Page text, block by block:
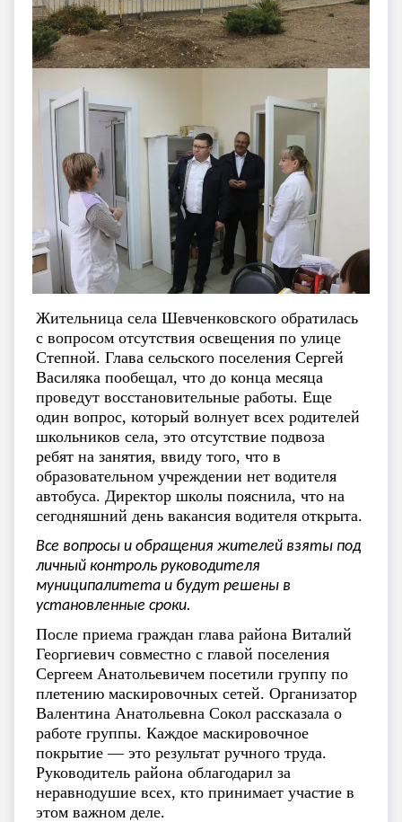
Жительница села Шевченковского обратилась
с вопросом отсутствия освещения по улице
Степной. Глава сельского поселения Сергей
Василяка пообещал, что до конца месяца
проведут восстановительные работы. Еще
один вопрос, который волнует всех родителей
школьников села, это отсутствие подвоза
ребят на занятия, ввиду того, что в
образовательном учреждении нет водителя
автобуса. Директор школы пояснила, что на
сегодняшний день вакансия водителя открыта.
Все вопросы и обращения жителей взяты под
личный контроль руководителя
муниципалитета и будут решены в
установленные сроки.
После приема граждан глава района Виталий
Георгиевич совместно с главой поселения
Сергеем Анатольевичем посетили группу по
плетению маскировочных сетей. Организатор
Валентина Анатольевна Сокол рассказала о
работе группы. Каждое маскировочное
покрытие — это результат ручного труда.
Руководитель района облагодарил за
неравнодушие всех, кто принимает участие в
этом важном деле.